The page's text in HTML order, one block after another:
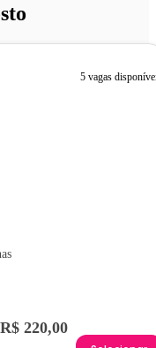
5 vagas
R$ 220,00